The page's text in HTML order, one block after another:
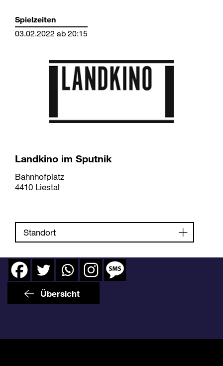
Spielzeiten
03.02.2022 ab 20:15
Landkino im Sputnik
Bahnhofplatz
4410 Liestal
Standort
Übersicht